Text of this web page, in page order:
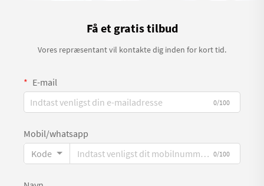
Få et gratis tilbud
Vores repræsentant vil kontakte dig inden for kort tid.
E-mail
0/100
Mobil/whatsapp
Kode
0/100